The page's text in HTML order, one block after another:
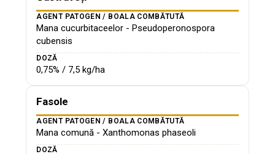
AGENT PATOGEN / BOALA COMBĂTUTĂ
Mana cucurbitaceelor - Pseudoperonospora
cubensis
DOZĂ
0,75% / 7,5 kg/ha
Fasole
AGENT PATOGEN / BOALA COMBĂTUTĂ
Mana comună - Xanthomonas phaseoli
DOZĂ